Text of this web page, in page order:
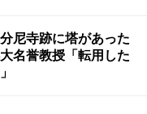
尼寺跡に塔があった
名誉教授「転用した